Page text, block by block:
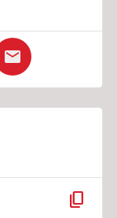
content_copy